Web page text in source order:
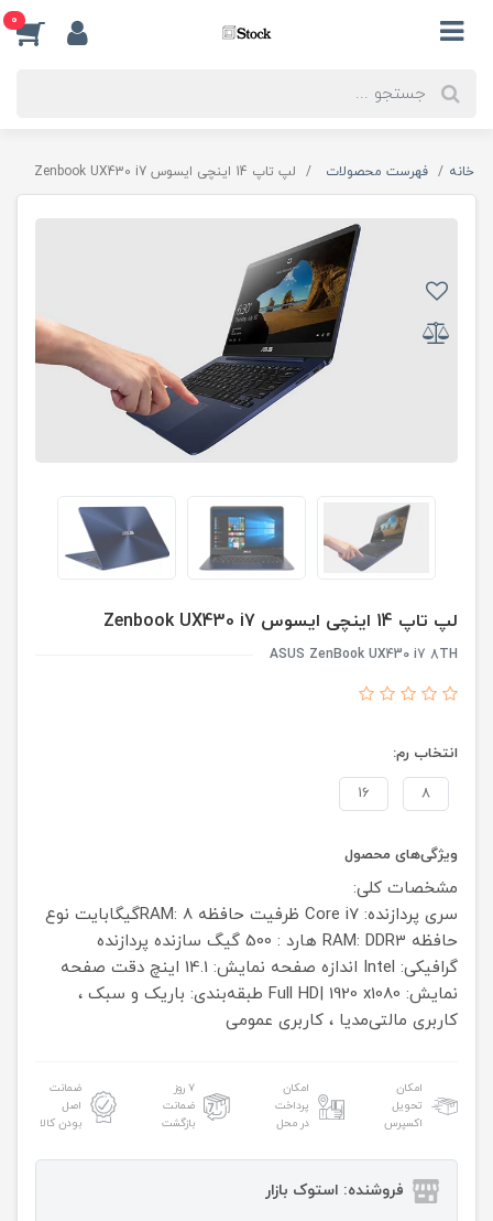
0
خانه فهرست محصولات لپ تاپ 14 اینچی ایسوس Zenbook UX430 i7
لپ تاپ 14 اینچی ایسوس Zenbook UX430 i7
ASUS ZenBook UX430 i7 8TH
انتخاب رم:
8
16
ویژگی‌های محصول
مشخصات کلی:
سری پردازنده: Core i7
ظرفیت حافظه RAM: 8گیگابایت
نوع
حافظه RAM: DDR3
هارد : 500 گیگ
سازنده پردازنده
گرافیکی: Intel
اندازه صفحه نمایش: 14.1 اینچ
دقت صفحه
نمایش: Full HD| 1920 x1080
طبقه‌بندی: باریک و سبک ،
کاربری مالتی‌مدیا ، کاربری عمومی
امکان
تحویل
اکسپرس
امکان
پرداخت
در محل
۷ روز
ضمانت
بازگشت
ضمانت
اصل
بودن کالا
فروشنده: استوک بازار